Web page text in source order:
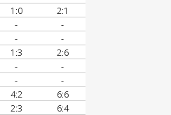
1:0
2:1
-
-
-
-
1:3
2:6
-
-
-
-
4:2
6:6
2:3
6:4